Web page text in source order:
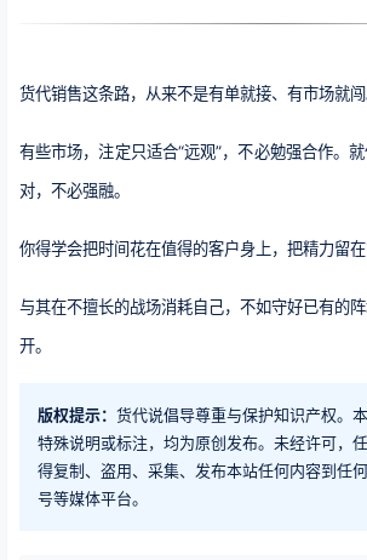
货代销售这条路，从来不是有单就接、有市场就闯
有些市场，注定只适合“远观”，不必勉强合作。
对，不必强融。
你得学会把时间花在值得的客户身上，把精力留在
与其在不擅长的战场消耗自己，不如守好已有的
开。
版权提示： 货代说倡导尊重与保护知识产权。
特殊说明或标注，均为原创发布。未经许可，
得复制、盗用、采集、发布本站任何内容到任
号等媒体平台。